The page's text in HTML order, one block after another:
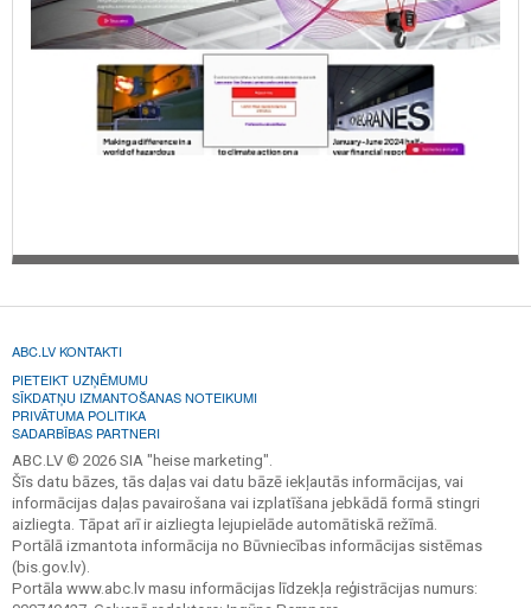
ABC.LV KONTAKTI
PIETEIKT UZŅĒMUMU
SĪKDATŅU IZMANTOŠANAS NOTEIKUMI
PRIVĀTUMA POLITIKA
SADARBĪBAS PARTNERI
ABC.LV © 2026 SIA "heise marketing".
Šīs datu bāzes, tās daļas vai datu bāzē iekļautās informācijas, vai
informācijas daļas pavairošana vai izplatīšana jebkādā formā stingri
aizliegta. Tāpat arī ir aizliegta lejupielāde automātiskā režīmā.
Portālā izmantota informācija no Būvniecības informācijas sistēmas
(bis.gov.lv).
Portāla www.abc.lv masu informācijas līdzekļa reģistrācijas numurs: